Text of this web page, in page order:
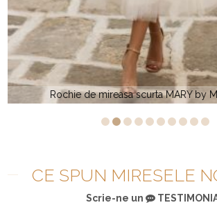
SELIN by
CE SPUN MIRESELE
Scrie-ne un